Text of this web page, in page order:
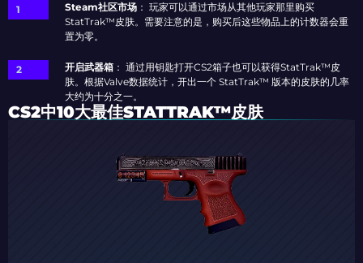
Steam社区市场 ： 玩家可以通过市场从其他玩家那里购买
StatTrak™皮肤。需要注意的是，购买后这些物品上的计数器会重
置为零。
开启武器箱 ： 通过用钥匙打开CS2箱子也可以获得StatTrak™皮
肤。根据Valve数据统计，开出一个 StatTrak™ 版本的皮肤的几率
大约为十分之一。
CS2中10大最佳STATTRAK™皮肤